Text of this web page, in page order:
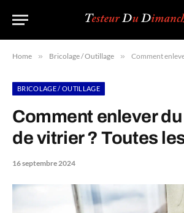
Home » Bricolage / Outillage » Comment enlever du
BRICOLAGE / OUTILLAGE
Comment enlever
de vitrier ? Toutes
16 septembre 2024